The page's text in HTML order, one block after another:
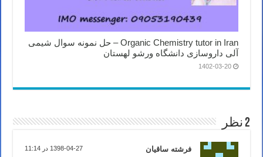
Organic Chemistry tutor in Iran – حل نمونه سوال شیمی
آلی داروسازی دانشگاه ورشو لهستان
1402-03-20
2 نظر
فرشته ساقیان 1398-04-27 در 11:14